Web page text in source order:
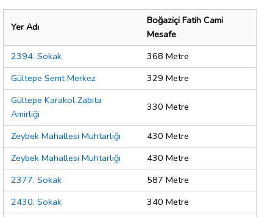
Yer Adı
Boğaziçi Fatih Cami
Mesafe
2394. Sokak
368 Metre
Gültepe Semt Merkez
329 Metre
Gültepe Karakol Zabıta
Amirliği
330 Metre
Zeybek Mahallesi Muhtarlığı
430 Metre
Zeybek Mahallesi Muhtarlığı
430 Metre
2377. Sokak
587 Metre
2430. Sokak
340 Metre